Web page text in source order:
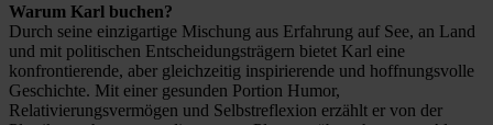
Warum Karl buchen?
Durch seine einzigartige Mischung aus Erfahrung auf See, an Land
und mit politischen Entscheidungsträgern bietet Karl eine
konfrontierende, aber gleichzeitig inspirierende und hoffnungsvolle
Geschichte. Mit einer gesunden Portion Humor,
Relativierungsvermögen und Selbstreflexion erzählt er von der